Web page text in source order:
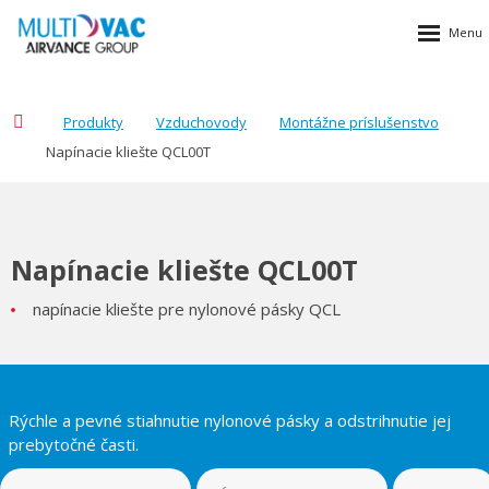
Produkty Vzduchovody
Montážne príslušenstvo
Napínacie kliešte QCL00T
Napínacie kliešte QCL00T
napínacie kliešte pre nylonové pásky QCL
Rýchle a pevné stiahnutie nylonové pásky a odstrihnutie jej
prebytočné časti.